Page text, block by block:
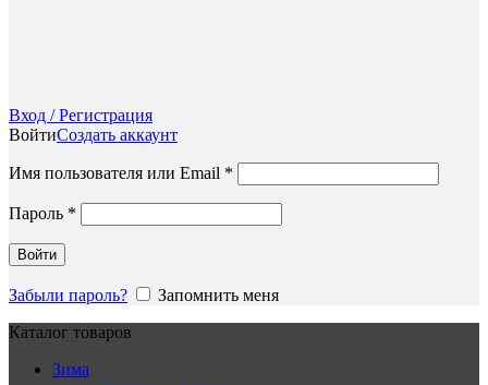
Вход / Регистрация
ВойтиСоздать аккаунт
Имя пользователя или Email *
Пароль *
Войти
Забыли пароль?
Запомнить меня
Каталог товаров
Зима